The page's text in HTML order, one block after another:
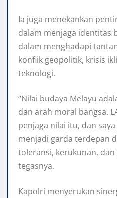
Ia juga menekankan
dalam menjaga identitas
dalam menghadapi
konflik geopolitik, krisis
teknologi.
“Nilai budaya Melayu
dan arah moral bangsa.
penjaga nilai itu, dan
menjadi garda terdepan
toleransi, kerukunan, dan
tegasnya.
Kapolri menyerukan